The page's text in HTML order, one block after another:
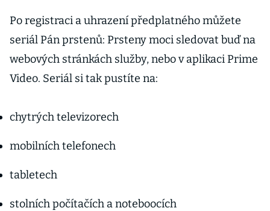
Po registraci a uhrazení předplatného můžete
seriál Pán prstenů: Prsteny moci sledovat buď na
webových stránkách služby, nebo v aplikaci Prime
Video. Seriál si tak pustíte na:
chytrých televizorech
mobilních telefonech
tabletech
stolních počítačích a noteboocích